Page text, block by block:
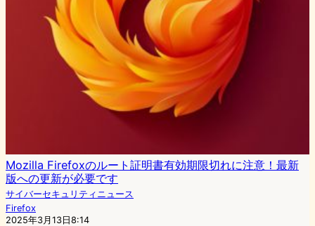
Mozilla Firefoxのルート証明書有効期限切れに注意！最新
版への更新が必要です
サイバーセキュリティニュース
Firefox
2025年3月13日8:14